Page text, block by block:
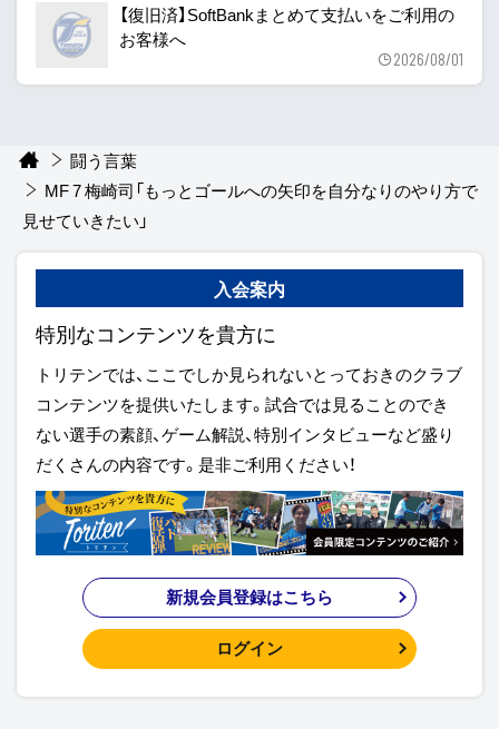
【復旧済】SoftBankまとめて支払いをご利用の
お客様へ
2026/08/01
闘う言葉
MF 7 梅崎司「もっとゴールへの矢印を自分なりのやり方で
見せていきたい」
入会案内
特別なコンテンツを貴方に
トリテンでは、ここでしか見られないとっておきのクラブ
コンテンツを提供いたします。試合では見ることのでき
ない選手の素顔、ゲーム解説、特別インタビューなど盛り
だくさんの内容です。是非ご利用ください！
新規会員登録はこちら
ログイン